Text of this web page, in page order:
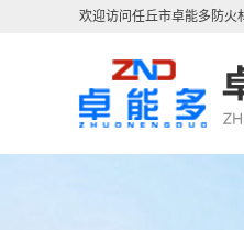
欢迎访问任丘市卓能多防火